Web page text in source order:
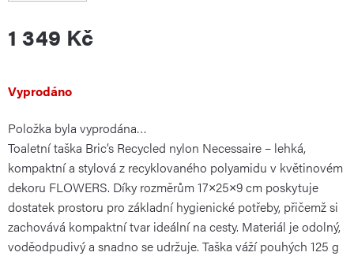
1 349 Kč
Měrná
cena:
Vyprodáno
Položka byla vyprodána…
Toaletní taška Bric’s Recycled nylon Necessaire – lehká,
kompaktní a stylová z recyklovaného polyamidu v květinovém
dekoru FLOWERS. Díky rozměrům 17×25×9 cm poskytuje
dostatek prostoru pro základní hygienické potřeby, přičemž si
zachovává kompaktní tvar ideální na cesty. Materiál je odolný,
voděodpudivý a snadno se udržuje. Taška váží pouhých 125 g